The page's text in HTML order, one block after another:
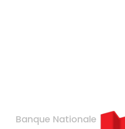
Banque Nationale